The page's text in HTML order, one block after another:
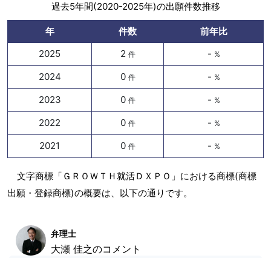
過去5年間(2020-2025年)の出願件数推移
年 件数
前年比
2025
2 件 - %
2024 0 件 - %
2023 0 件 - %
2022 0 件 - %
2021 0 件 - %
文字商標「ＧＲＯＷＴＨ就活ＤＸＰＯ」における商標(商標
出願・登録商標)の概要は、以下の通りです。
弁理士
大瀬 佳之のコメント